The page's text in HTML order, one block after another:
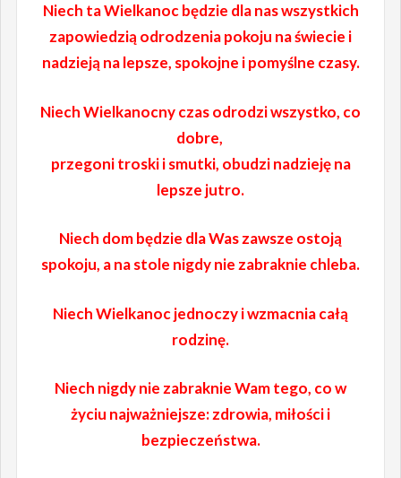
Niech ta Wielkanoc będzie dla nas wszystkich
zapowiedzią odrodzenia pokoju na świecie i
nadzieją na lepsze, spokojne i pomyślne czasy.
Niech Wielkanocny czas odrodzi wszystko, co
dobre,
przegoni troski i smutki, obudzi nadzieję na
lepsze jutro.
Niech dom będzie dla Was zawsze ostoją
spokoju, a na stole nigdy nie zabraknie chleba.
Niech Wielkanoc jednoczy i wzmacnia całą
rodzinę.
Niech nigdy nie zabraknie Wam tego, co w
życiu najważniejsze: zdrowia, miłości i
bezpieczeństwa.